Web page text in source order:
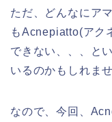
ただ、どんなにア
もAcnepiatto(アク
できない、、、と
いるのかもしれませ
なので、今回、